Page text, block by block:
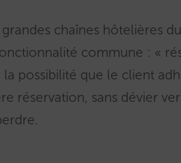
chaînes hôtelières
commune : «
possibilité que le client
réservation, sans dévier